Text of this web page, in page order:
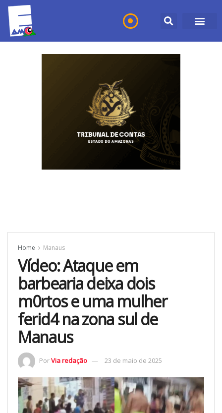
Home Manaus
Vídeo: Ataque em
barbearia deixa dois
m0rtos e uma mulher
ferid4 na zona sul de
Manaus
PorVia redação 23 de maio de 2025